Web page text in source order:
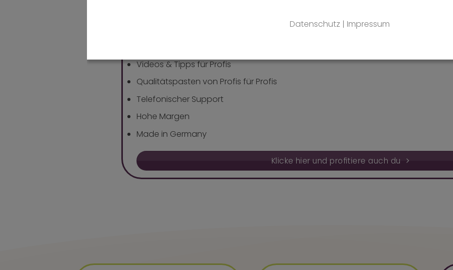
Zugang zu professionellen Produkten & Mengenrabatten
Videos & Tipps für Profis
Qualitätspasten von Profis für Profis
Telefonischer Support
Hohe Margen
Made in Germany
Klicke hier und profitiere auch du
Datenschutz | Impressum